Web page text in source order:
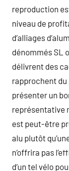
reproduction
niveau de
d’alliages
dénommés SL
délivrent des
rapprochent
présenter un
représentative
est peut-être
alu plutôt
n’offrira pas
d’un tel vélo